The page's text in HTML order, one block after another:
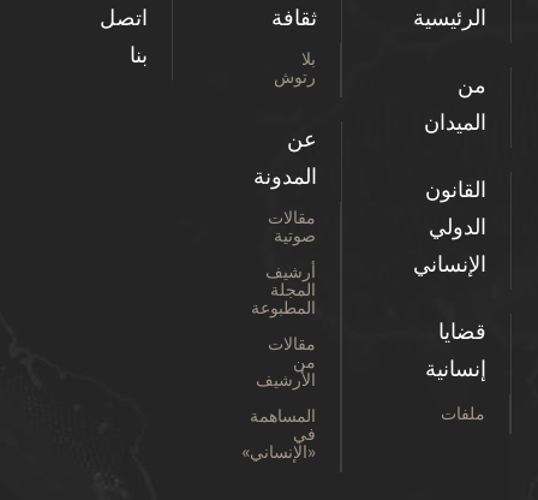
الرئيسية
من
الميدان
القانون
الدولي
الإنساني
قضايا
إنسانية
ملفات
ثقافة
بلا
رتوش
عن
المدونة
مقالات
صوتية
أرشيف
المجلة
المطبوعة
مقالات
من
الأرشيف
المساهمة
في
«الإنساني»
اتصل
بنا